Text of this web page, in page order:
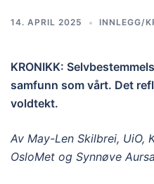
14. APRIL 2025 INNLEGG/
KRONIKK:
samfunn som vårt. Det
voldtekt.
Av May-Len Skilbrei, UiO,
OsloMet og Synnøve